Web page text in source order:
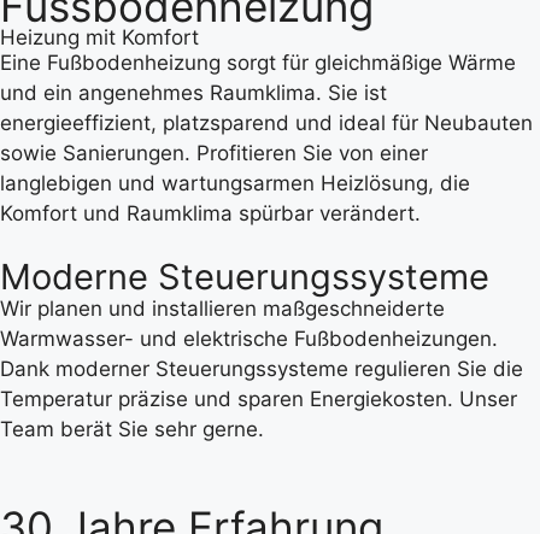
Heizung mit Komfort
Eine Fußbodenheizung sorgt für gleichmäßige Wärme
und ein angenehmes Raumklima. Sie ist
energieeffizient, platzsparend und ideal für Neubauten
sowie Sanierungen. Profitieren Sie von einer
langlebigen und wartungsarmen Heizlösung, die
Komfort und Raumklima spürbar verändert.
Moderne Steuerungssysteme
Wir planen und installieren maßgeschneiderte
Warmwasser- und elektrische Fußbodenheizungen.
Dank moderner Steuerungssysteme regulieren Sie die
Temperatur präzise und sparen Energiekosten. Unser
Team berät Sie sehr gerne.